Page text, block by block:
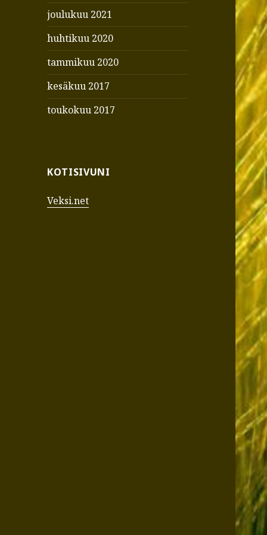
joulukuu 2021
huhtikuu 2020
tammikuu 2020
kesäkuu 2017
toukokuu 2017
KOTISIVUNI
Veksi.net